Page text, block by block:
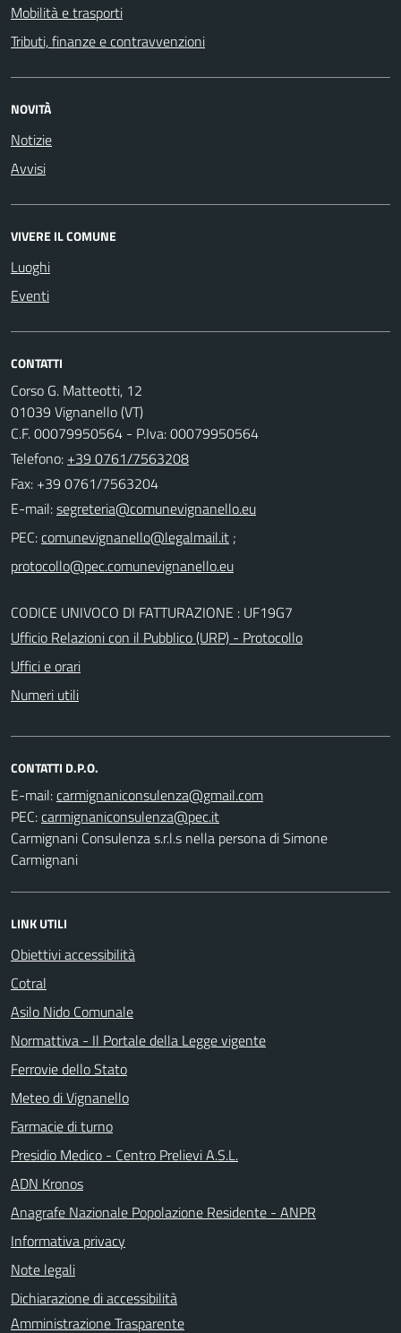
Mobilità e trasporti
Tributi, finanze e contravvenzioni
NOVITÀ
Notizie
Avvisi
VIVERE IL COMUNE
Luoghi
Eventi
CONTATTI
Corso G. Matteotti, 12
01039 Vignanello (VT)
C.F. 00079950564 - P.Iva: 00079950564
Telefono: +39 0761/7563208
Fax: +39 0761/7563204
E-mail:
PEC:
;
CODICE UNIVOCO DI FATTURAZIONE : UF19G7
Ufficio Relazioni con il Pubblico (URP) - Protocollo
Uffici e orari
Numeri utili
CONTATTI D.P.O.
E-mail:
PEC:
Carmignani Consulenza s.r.l.s nella persona di Simone
Carmignani
LINK UTILI
Obiettivi accessibilità
Cotral
Asilo Nido Comunale
Normattiva - Il Portale della Legge vigente
Ferrovie dello Stato
Meteo di Vignanello
Farmacie di turno
Presidio Medico - Centro Prelievi A.S.L.
ADN Kronos
Anagrafe Nazionale Popolazione Residente - ANPR
Informativa privacy
Note legali
Dichiarazione di accessibilità
Amministrazione Trasparente